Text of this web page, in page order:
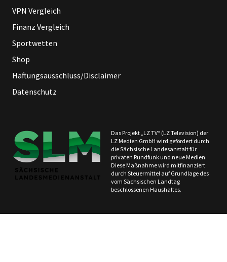
VPN Vergleich
Finanz Vergleich
Sportwetten
Shop
Haftungsausschluss/Disclaimer
Datenschutz
Das Projekt „LZ TV“ (LZ Television) der
LZ Medien GmbH wird gefördert durch
die Sächsische Landesanstalt für
privaten Rundfunk und neue Medien.
Diese Maßnahme wird mitfinanziert
durch Steuermittel auf Grundlage des
vom Sächsischen Landtag
beschlossenen Haushaltes.